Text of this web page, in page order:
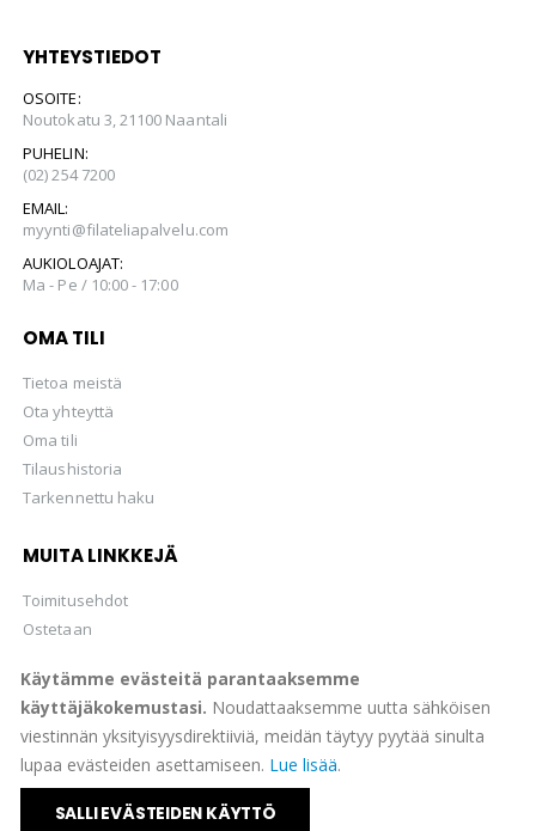
Käytämme evästeitä parantaaksemme
käyttäjäkokemustasi. Noudattaaksemme uutta sähköisen
viestinnän yksityisyysdirektiiviä, meidän täytyy pyytää sinulta
lupaa evästeiden asettamiseen. Lue lisää.
SALLI EVÄSTEIDEN KÄYTTÖ
YHTEYSTIEDOT
OSOITE:
Noutokatu 3, 21100 Naantali
PUHELIN:
(02) 254 7200
EMAIL:
myynti@filateliapalvelu.com
AUKIOLOAJAT:
Ma - Pe / 10:00 - 17:00
OMA TILI
Tietoa meistä
Ota yhteyttä
Oma tili
Tilaushistoria
Tarkennettu haku
MUITA LINKKEJÄ
Toimitusehdot
Ostetaan
© Suomen Filateliapalvelu Oy 2022. All Rights Reserved.